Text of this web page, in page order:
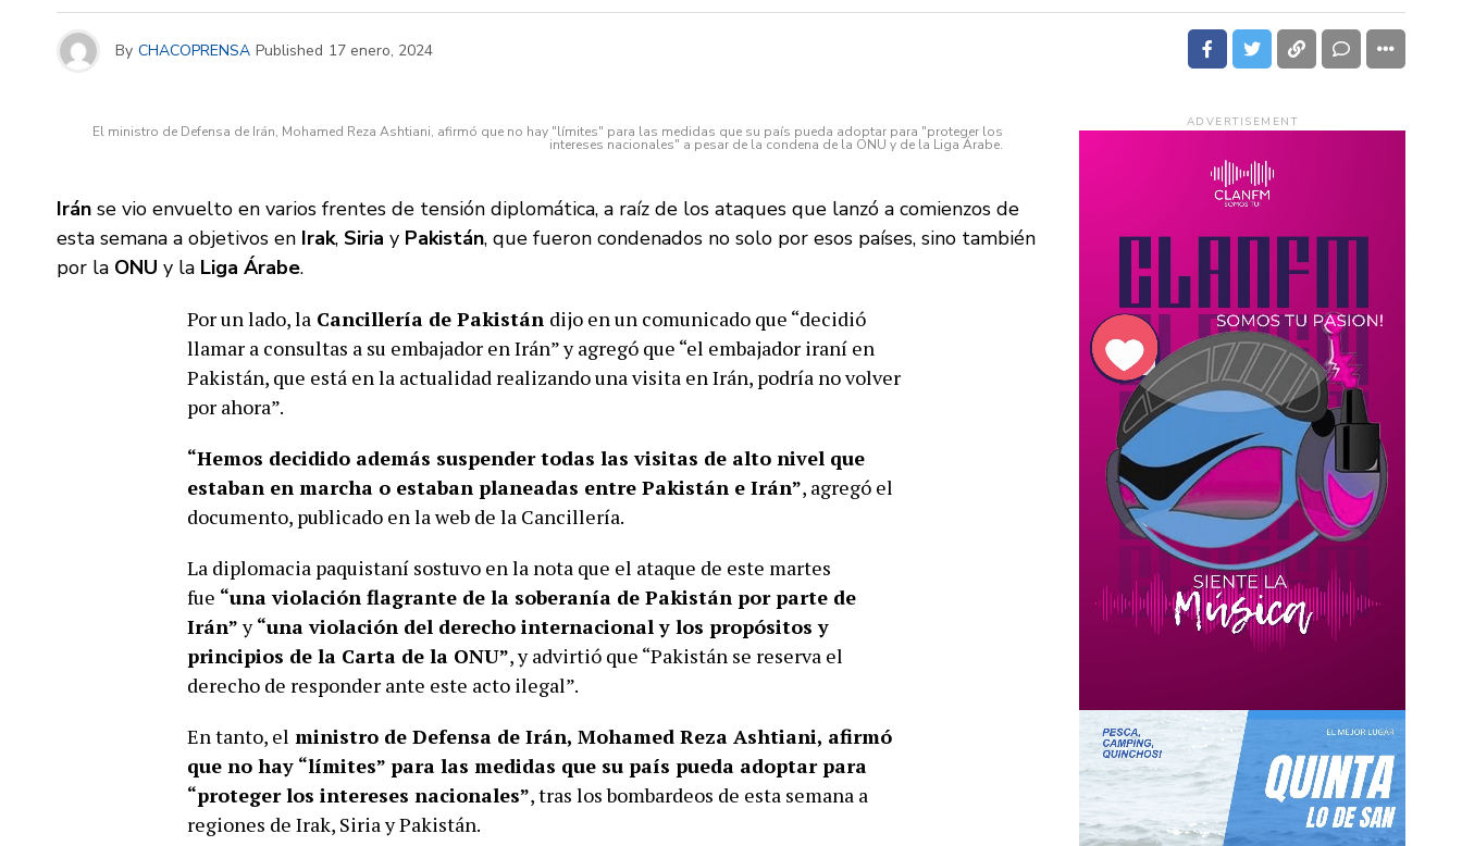
By CHACOPRENSA Published 17 enero, 2024
El ministro de Defensa de Irán, Mohamed Reza Ashtiani, afirmó que no hay "límites" para las medidas que su país pueda adoptar para "proteger los
intereses nacionales" a pesar de la condena de la ONU y de la Liga Árabe.
Irán se vio envuelto en varios frentes de tensión diplomática, a raíz de los ataques que lanzó a comienzos de
esta semana a objetivos en Irak, Siria y Pakistán, que fueron condenados no solo por esos países, sino también
por la ONU y la Liga Árabe.
Por un lado, la Cancillería de Pakistán dijo en un comunicado que “decidió
llamar a consultas a su embajador en Irán” y agregó que “el embajador iraní en
Pakistán, que está en la actualidad realizando una visita en Irán, podría no volver
por ahora”.
“Hemos decidido además suspender todas las visitas de alto nivel que
estaban en marcha o estaban planeadas entre Pakistán e Irán”, agregó el
documento, publicado en la web de la Cancillería.
La diplomacia paquistaní sostuvo en la nota que el ataque de este martes
fue “una violación flagrante de la soberanía de Pakistán por parte de
Irán”y“una violación del derecho internacional y los propósitos y
principios de la Carta de la ONU”, y advirtió que “Pakistán se reserva el
derecho de responder ante este acto ilegal”.
En tanto, el ministro de Defensa de Irán, Mohamed Reza Ashtiani, afirmó
que no hay “límites” para las medidas que su país pueda adoptar para
“proteger los intereses nacionales”, tras los bombardeos de esta semana a
regiones de Irak, Siria y Pakistán.
ADVERTISEMENT